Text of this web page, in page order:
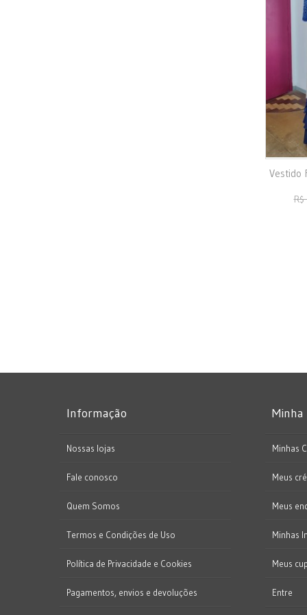
Vestido
Informação
Nossas lojas
Fale conosco
Quem Somos
Termos e Condições de Uso
Política de Privacidade e Cookies
Pagamentos, envios e devoluções
Minha
Minhas
Meus
Meus
Minhas
Meus
Entre